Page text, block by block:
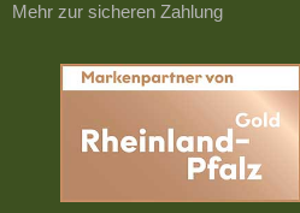
Mehr zur sicheren Zahlung